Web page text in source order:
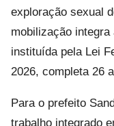
exploração sexual
mobilização
instituída pela Lei
2026, completa 26
Para o prefeito
trabalho integrado